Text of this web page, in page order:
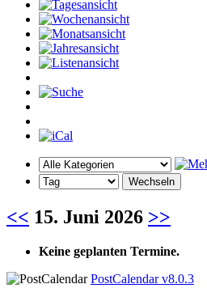
<< 15. Juni 2026 >>
Keine geplanten Termine.
PostCalendar v8.0.3